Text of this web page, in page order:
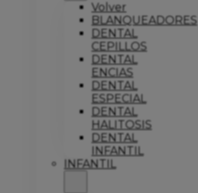
Volver
BLANQUEADORES
DENTAL
CEPILLOS
DENTAL
ENCIAS
DENTAL
ESPECIAL
DENTAL
HALITOSIS
DENTAL
INFANTIL
INFANTIL